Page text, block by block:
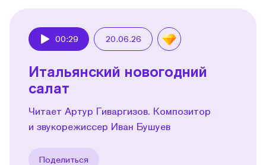
00:29 20.06.26
Итальянский новогодний
салат
Читает Артур Гиваргизов. Композитор
и звукорежиссер Иван Бушуев
Поделиться